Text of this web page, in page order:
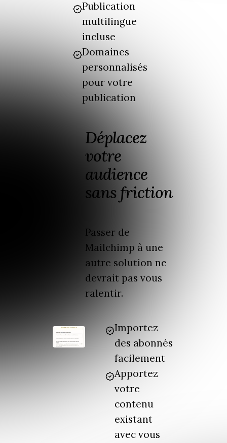
Publication
multilingue
incluse
Domaines
personnalisés
pour votre
publication
Déplacez
votre
audience
sans friction
Passer de
Mailchimp à une
autre solution ne
devrait pas vous
ralentir.
Importez
des abonnés
facilement
Apportez
votre
contenu
existant
avec vous